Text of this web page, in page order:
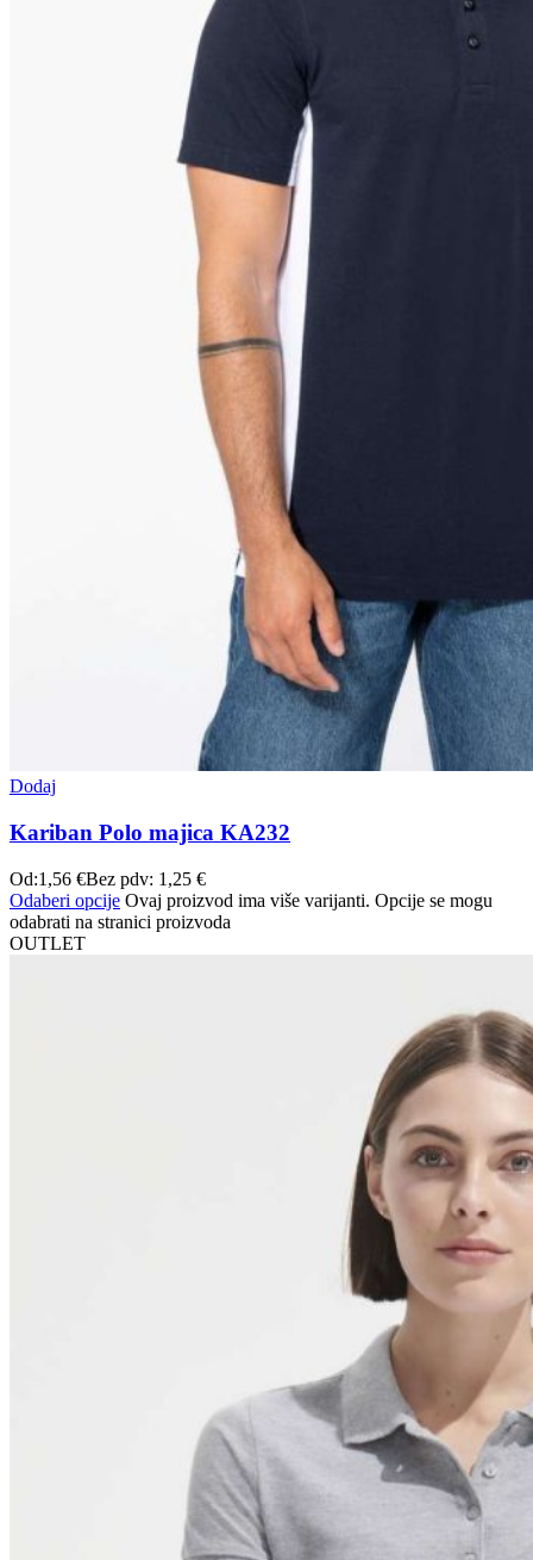
Dodaj
Kariban Polo majica KA232
Od:1,56 €Bez pdv: 1,25 €
Odaberi opcije Ovaj proizvod ima više varijanti. Opcije se mogu
odabrati na stranici proizvoda
OUTLET